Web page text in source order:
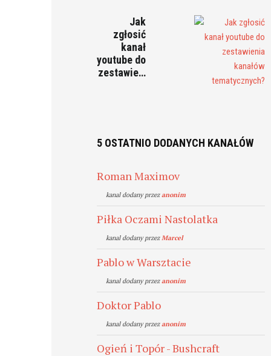
Jak
zgłosić
kanał
youtube do
zestawie…
5 OSTATNIO DODANYCH KANAŁÓW
Roman Maximov
kanal dodany przezanonim
Piłka Oczami Nastolatka
kanal dodany przezMarcel
Pablo w Warsztacie
kanal dodany przezanonim
Doktor Pablo
kanal dodany przezanonim
Ogień i Topór - Bushcraft